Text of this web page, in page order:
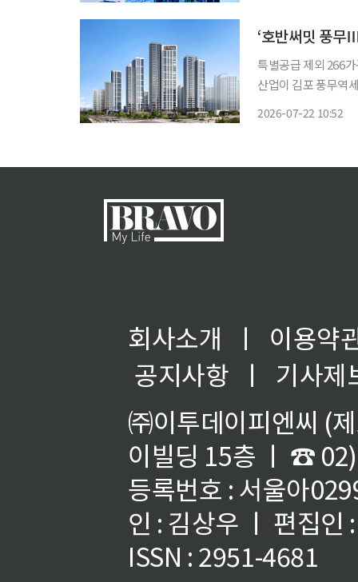
‘호반써밋 풍
특별공급 제외 266가
산업이 김포 풍무역
2026-07-22 10:52
회사소개 ㅣ
이용약
공지사항
ㅣ
기사제
㈜이투데이피엔씨 (
이빌딩 15층 ㅣ ☎
등록번호 : 서울아
인 : 김상우 ㅣ 편집인
ISSN : 2951-4681